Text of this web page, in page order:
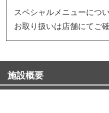
スペシャルメニューにつ
お取り扱いは店舗にてご
施設概要